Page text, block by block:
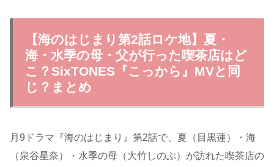
【海のはじまり第2話ロケ地】夏・
海・水季の母・父が行った喫茶店はど
こ？SixTONES『こっから』MVと同
じ？まとめ
月9ドラマ『海のはじまり』第2話で、夏（目黒蓮）・海
（泉谷星奈）・水季の母（大竹しのぶ）が訪れた喫茶店の